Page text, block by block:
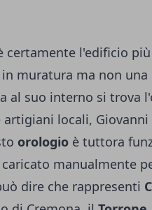
certamente l'edificio
muratura ma non
al suo interno si trova
artigiani locali,
orologio è tuttora
manualmente
dire che rappresenti